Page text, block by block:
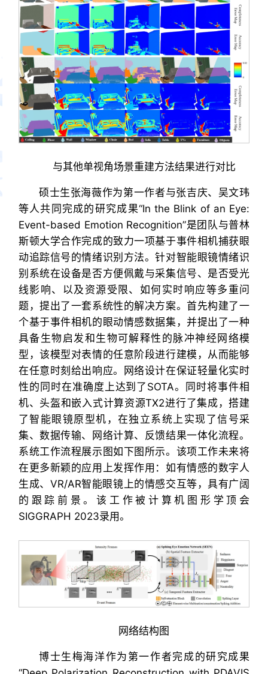
与其他单视角场景重建方法结果进行对比
硕士生张海薇作为第一作者与张吉庆、吴文玮
等人共同完成的研究成果“In the Blink of an Eye:
Event-based Emotion Recognition”是团队与普林
斯顿大学合作完成的致力一项基于事件相机捕获眼
动追踪信号的情绪识别方法。针对智能眼镜情绪识
别系统在设备是否方便佩戴与采集信号、是否受光
线影响、以及资源受限、如何实时响应等多重问
题，提出了一套系统性的解决方案。首先构建了一
个基于事件相机的眼动情感数据集，并提出了一种
具备生物启发和生物可解释性的脉冲神经网络模
型，该模型对表情的任意阶段进行建模，从而能够
在任意时刻给出响应。网络设计在保证轻量化实时
性的同时在准确度上达到了SOTA。同时将事件相
机、头盔和嵌入式计算资源TX2进行了集成，搭建
了智能眼镜原型机，在独立系统上实现了信号采
集、数据传输、网络计算、反馈结果一体化流程。
系统工作流程展示图如下图所示。该项工作未来将
在更多新颖的应用上发挥作用：如有情感的数字人
生成、VR/AR智能眼镜上的情感交互等，具有广阔
的跟踪前景。该工作被计算机图形学顶会
SIGGRAPH 2023录用。
网络结构图
博士生梅海洋作为第一作者完成的研究成果